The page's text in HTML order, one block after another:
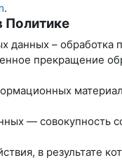
.
Политике
данных –
прекращение
— совокупность
в результате